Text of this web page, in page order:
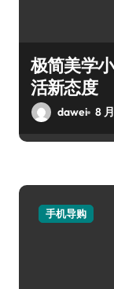
极简美学
活新态度
dawei 8
手机导购